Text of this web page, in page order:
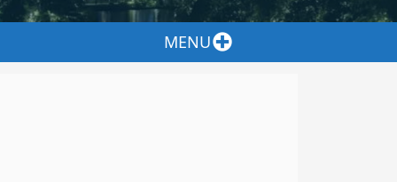
容
MENU